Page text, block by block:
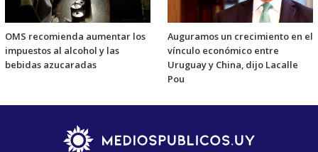
OMS recomienda aumentar los
impuestos al alcohol y las
bebidas azucaradas
Auguramos un crecimiento en el
vínculo económico entre
Uruguay y China, dijo Lacalle
Pou